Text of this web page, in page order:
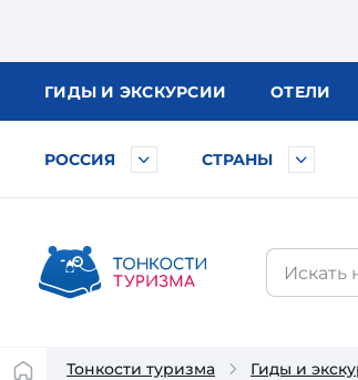
ГИДЫ И ЭКСКУРСИИ ОТЕЛИ
РОССИЯ СТРАНЫ
Тонкости туризма Гиды и